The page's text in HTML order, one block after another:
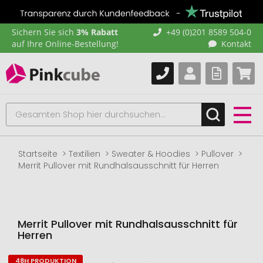
Sichern Sie sich 3% Rabatt
auf Ihre Online-Bestellung!
+49 (0)201 8589 504-0
Kontakt
Startseite Textilien Sweater & Hoodies
Pullover
Merrit Pullover mit Rundhalsausschnitt für Herren
Merrit Pullover mit Rundhalsausschnitt für
Herren
48H PRODUKTION